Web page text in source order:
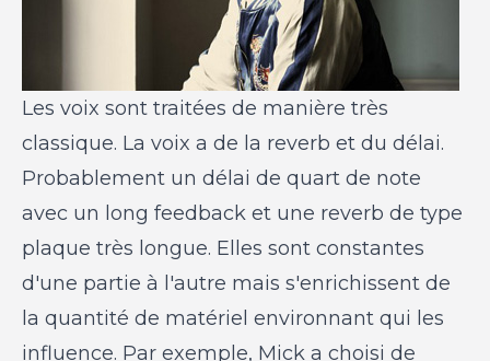
Les voix sont traitées de manière très
classique. La voix a de la reverb et du délai.
Probablement un délai de quart de note
avec un long feedback et une reverb de type
plaque très longue. Elles sont constantes
d'une partie à l'autre mais s'enrichissent de
la quantité de matériel environnant qui les
influence. Par exemple, Mick a choisi de